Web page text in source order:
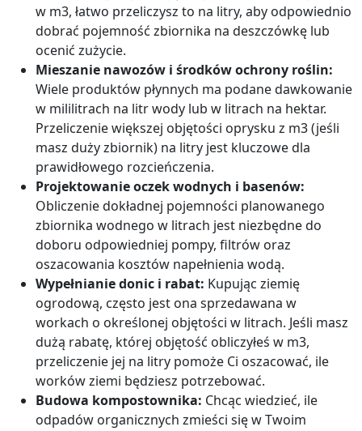
w m3, łatwo przeliczysz to na litry, aby odpowiednio
dobrać pojemność zbiornika na deszczówkę lub
ocenić zużycie.
Mieszanie nawozów i środków ochrony roślin:
Wiele produktów płynnych ma podane dawkowanie
w mililitrach na litr wody lub w litrach na hektar.
Przeliczenie większej objętości oprysku z m3 (jeśli
masz duży zbiornik) na litry jest kluczowe dla
prawidłowego rozcieńczenia.
Projektowanie oczek wodnych i basenów:
Obliczenie dokładnej pojemności planowanego
zbiornika wodnego w litrach jest niezbędne do
doboru odpowiedniej pompy, filtrów oraz
oszacowania kosztów napełnienia wodą.
Wypełnianie donic i rabat: Kupując ziemię
ogrodową, często jest ona sprzedawana w
workach o określonej objętości w litrach. Jeśli masz
dużą rabatę, której objętość obliczyłeś w m3,
przeliczenie jej na litry pomoże Ci oszacować, ile
worków ziemi będziesz potrzebować.
Budowa kompostownika: Chcąc wiedzieć, ile
odpadów organicznych zmieści się w Twoim